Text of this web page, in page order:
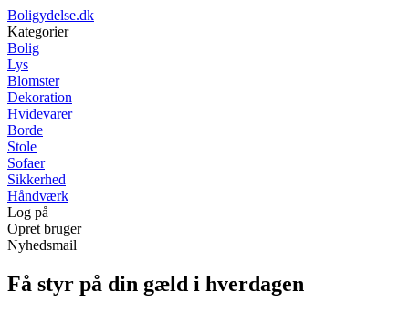
Boligydelse.dk
Kategorier
Bolig
Lys
Blomster
Dekoration
Hvidevarer
Borde
Stole
Sofaer
Sikkerhed
Håndværk
Log på
Opret bruger
Nyhedsmail
Få styr på din gæld i hverdagen